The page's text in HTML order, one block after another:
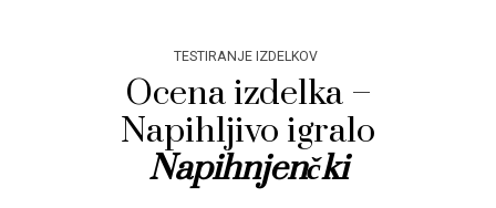
TESTIRANJE IZDELKOV
Ocena izdelka –
Napihljivo igralo
Napihnjenčki